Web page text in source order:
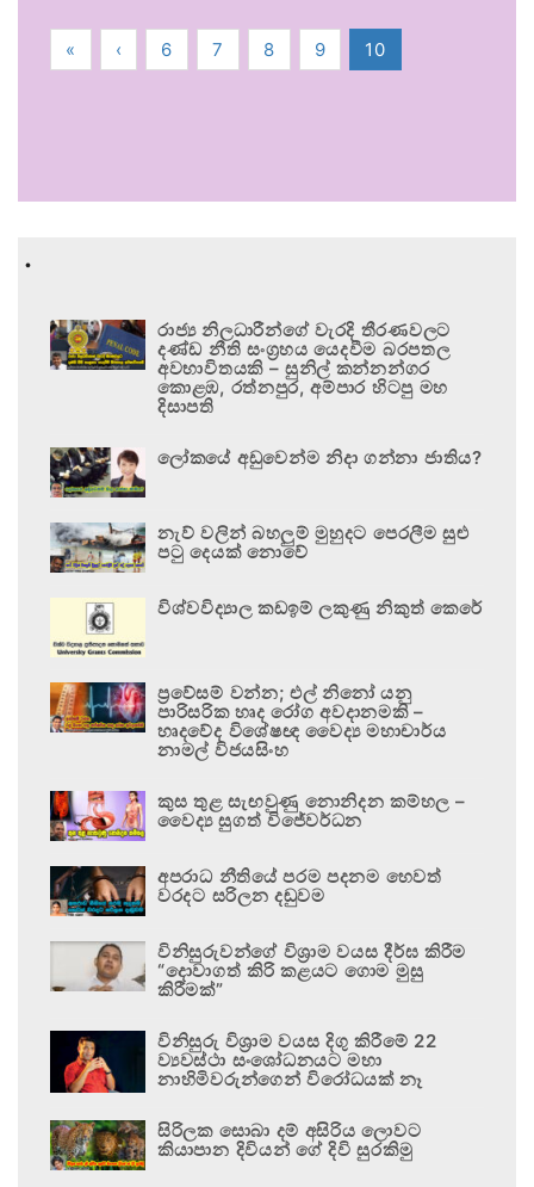
« ‹ 6 7 8 9 10
.
රාජ්‍ය නිලධාරීන්ගේ වැරදි තීරණවලට
දණ්ඩ නීති සංග්‍රහය යෙදවීම බරපතල
අවභාවිතයකි – සුනිල් කන්නන්ගර
කොළඹ, රත්නපුර, අම්පාර හිටපු මහ
දිසාපති
ලෝකයේ අඩුවෙන්ම නිදා ගන්නා ජාතිය?
නැව් වලින් බහලුම් මුහුදට පෙරලීම සුළු
පටු දෙයක් නොවේ
විශ්වවිද්‍යාල කඩඉම් ලකුණු නිකුත් කෙරේ
ප්‍රවේසම් වන්න; එල් නිනෝ යනු
පාරිසරික හෘද රෝග අවදානමකි –
හෘදවේද විශේෂඥ වෛද්‍ය මහාචාර්ය
නාමල් විජයසිංහ
කුස තුළ සැඟවුණු නොනිදන කම්හල –
වෛද්‍ය සුගත් විජේවර්ධන
අපරාධ නීතියේ පරම පදනම හෙවත්
වරදට සරිලන දඬුවම
විනිසුරුවන්ගේ විශ්‍රාම වයස දීර්ඝ කිරීම
“දොවාගත් කිරි කළයට ගොම මුසු
කිරීමක්”
විනිසුරු විශ්‍රාම වයස දිගු කිරීමේ 22
ව්‍යවස්ථා සංශෝධනයට මහා
නාහිමිවරුන්ගෙන් විරෝධයක් නෑ
සිරිලක සොබා දම් අසිරිය ලොවට
කියාපාන දිවියන් ගේ දිවි සුරකිමු